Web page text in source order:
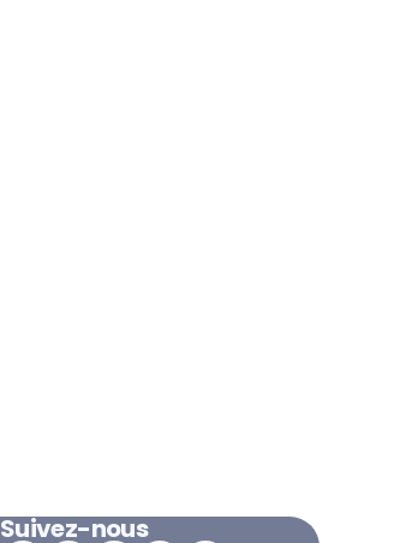
Suivez-nous